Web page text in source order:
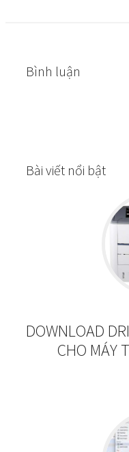
Bình luận
Bài viết nổi bật
DOWNLOAD
CHO MÁY